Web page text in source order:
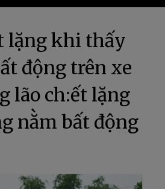
lặng khi thấy
động trên xe
lão ch:ết lặng
nằm bất động